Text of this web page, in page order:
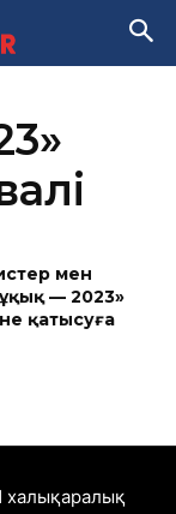
мен
— 2023»
қатысуға